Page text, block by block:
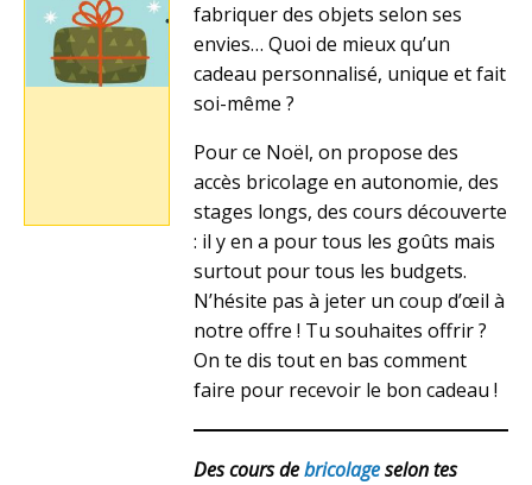
fabriquer des objets selon ses
envies… Quoi de mieux qu’un
cadeau personnalisé, unique et fait
soi-même ?
Pour ce Noël, on propose des
accès bricolage en autonomie, des
stages longs, des cours découverte
: il y en a pour tous les goûts mais
surtout pour tous les budgets.
N’hésite pas à jeter un coup d’œil à
notre offre ! Tu souhaites offrir ?
On te dis tout en bas comment
faire pour recevoir le bon cadeau !
Des cours debricolageselon tes